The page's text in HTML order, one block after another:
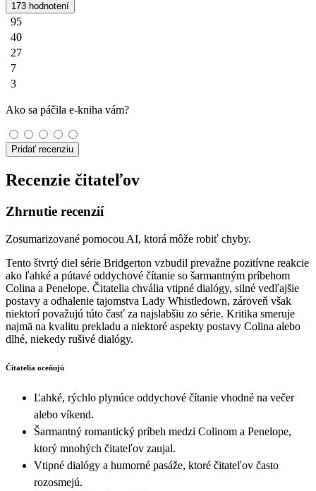
173 hodnotení
95
40
27
7
3
Ako sa páčila e-kniha vám?
Pridať recenziu
Recenzie čitateľov
Zhrnutie recenzií
Zosumarizované pomocou AI, ktorá môže robiť chyby.
Tento štvrtý diel série Bridgerton vzbudil prevažne pozitívne reakcie
ako ľahké a pútavé oddychové čítanie so šarmantným príbehom
Colina a Penelope. Čitatelia chvália vtipné dialógy, silné vedľajšie
postavy a odhalenie tajomstva Lady Whistledown, zároveň však
niektorí považujú túto časť za najslabšiu zo série. Kritika smeruje
najmä na kvalitu prekladu a niektoré aspekty postavy Colina alebo
dlhé, niekedy rušivé dialógy.
Čitatelia oceňujú
Ľahké, rýchlo plynúce oddychové čítanie vhodné na večer
alebo víkend.
Šarmantný romantický príbeh medzi Colinom a Penelope,
ktorý mnohých čitateľov zaujal.
Vtipné dialógy a humorné pasáže, ktoré čitateľov často
rozosmejú.